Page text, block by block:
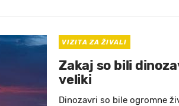
VIZITA ZA ŽIVALI
Zakaj so bili
veliki
Dinozavri so bile ogromne